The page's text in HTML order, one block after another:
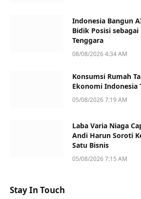
Indonesia Bangun
Bidik Posisi sebagai
Tenggara
08/08/2026 4:34 AM
Konsumsi Rumah
Ekonomi Indonesia
05/08/2026 7:19 AM
Laba Varia Niaga
Andi Harun Soroti
Satu Bisnis
05/08/2026 7:15 AM
Stay In Touch